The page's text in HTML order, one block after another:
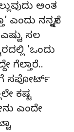
ಅಂತ
ನನ್ನನ್ನೇ
ಸಲ
’ಒಂದು
ಗೆಲ್ತಾರೆ..
ಸಪೋರ್ಟ್
ಕಷ್ಟ
ಎಂದೇ